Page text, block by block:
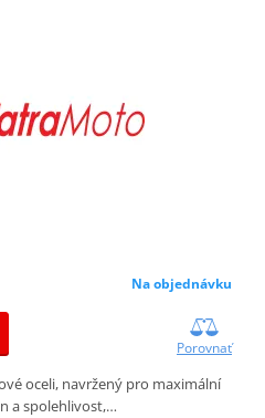
Na objednávku
Porovnať
oceli, navržený pro maximální
a spolehlivost,…